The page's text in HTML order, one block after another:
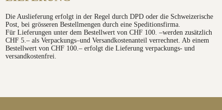
Die Auslieferung erfolgt in der Regel durch DPD oder die Schweizerische
Post, bei grösseren Bestellmengen durch eine Speditionsfirma.
Für Lieferungen unter dem Bestellwert von CHF 100. –werden zusätzlich
CHF 5.– als Verpackungs–und Versandkostenanteil verrechnet. Ab einem
Bestellwert von CHF 100.– erfolgt die Lieferung verpackungs- und
versandkostenfrei.